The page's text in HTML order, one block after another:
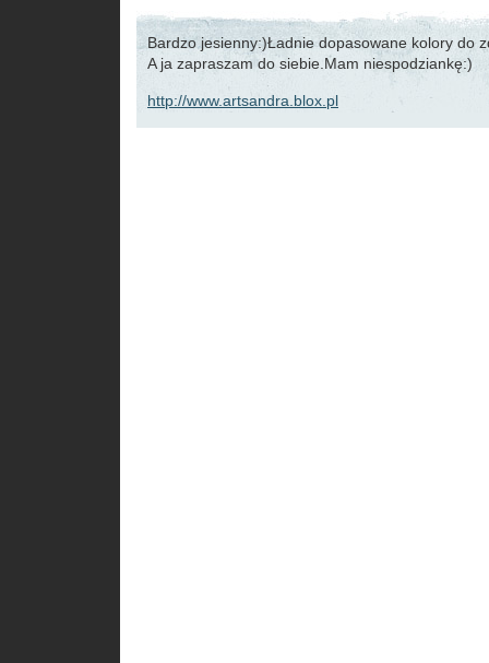
Bardzo jesienny:)Ładnie dopasowane kolory do
A ja zapraszam do siebie.Mam niespodziankę:)
http://www.artsandra.blox.pl